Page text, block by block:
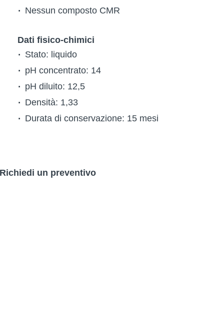
Nessun composto CMR
Dati fisico-chimici
Stato: liquido
pH concentrato: 14
pH diluito: 12,5
Densità: 1,33
Durata di conservazione: 15 mesi
un preventivo